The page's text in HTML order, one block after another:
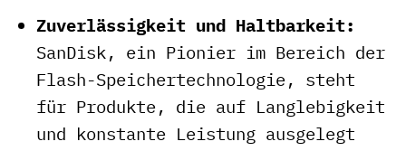
Zuverlässigkeit und Haltbarkeit:
SanDisk, ein Pionier im Bereich der
Flash-Speichertechnologie, steht
für Produkte, die auf Langlebigkeit
und konstante Leistung ausgelegt